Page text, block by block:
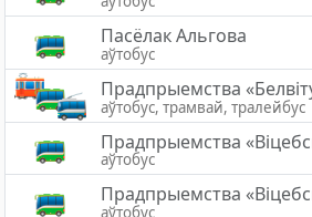
Пасёлак Альгова
аўтобус
Прадпрыемства
аўтобус, трамвай, тралейбус
Прадпрыемства
аўтобус
Прадпрыемства
аўтобус